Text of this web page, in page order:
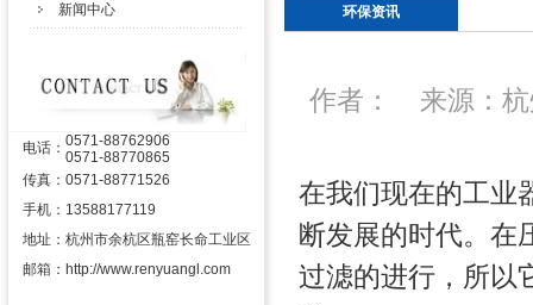
新闻中心
电话： 0571-88762906
0571-88770865
传真： 0571-88771526
手机： 13588177119
地址： 杭州市余杭区瓶窑长命工业区
邮箱： http://www.renyuangl.com
环保资讯
作者： 来源：
在我们现在的工业
断发展的时代。在
过滤的进行，所以